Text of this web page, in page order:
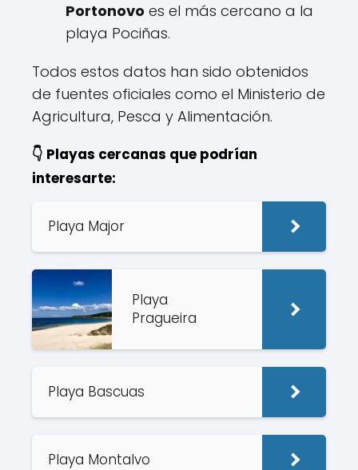
Portonovo es el más cercano a la
playa Pociñas.
Todos estos datos han sido obtenidos
de fuentes oficiales como el Ministerio de
Agricultura, Pesca y Alimentación.
👇 Playas cercanas que podrían
interesarte:
Playa Major
Playa
Pragueira
Playa Bascuas
Playa Montalvo